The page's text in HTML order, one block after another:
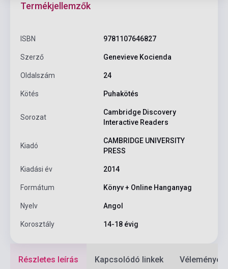
Termékjellemzők
ISBN 9781107646827
Szerző Genevieve Kocienda
Oldalszám 24
Kötés Puhakötés
Sorozat
Cambridge Discovery
Interactive Readers
Kiadó
CAMBRIDGE UNIVERSITY
PRESS
Kiadási év 2014
Formátum Könyv + Online Hanganyag
Nyelv Angol
Korosztály 14-18 évig
Részletes leírás Kapcsolódó linkek Vélemények